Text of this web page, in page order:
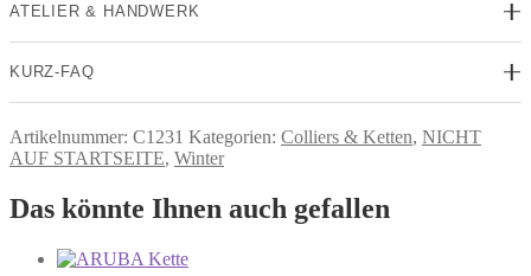
ATELIER & HANDWERK
KURZ-FAQ
Artikelnummer: C1231 Kategorien: Colliers & Ketten, NICHT
AUF STARTSEITE, Winter
Das könnte Ihnen auch gefallen